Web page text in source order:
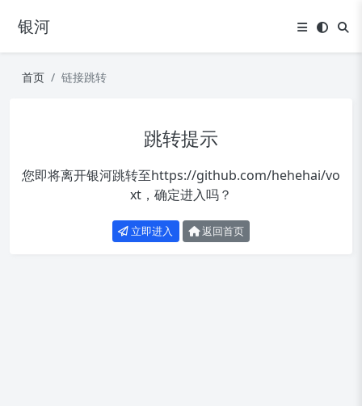
银河
首页 链接跳转
跳转提示
您即将离开银河跳转至https://github.com/hehehai/vo
xt ，确定进入吗？
立即进入 返回首页